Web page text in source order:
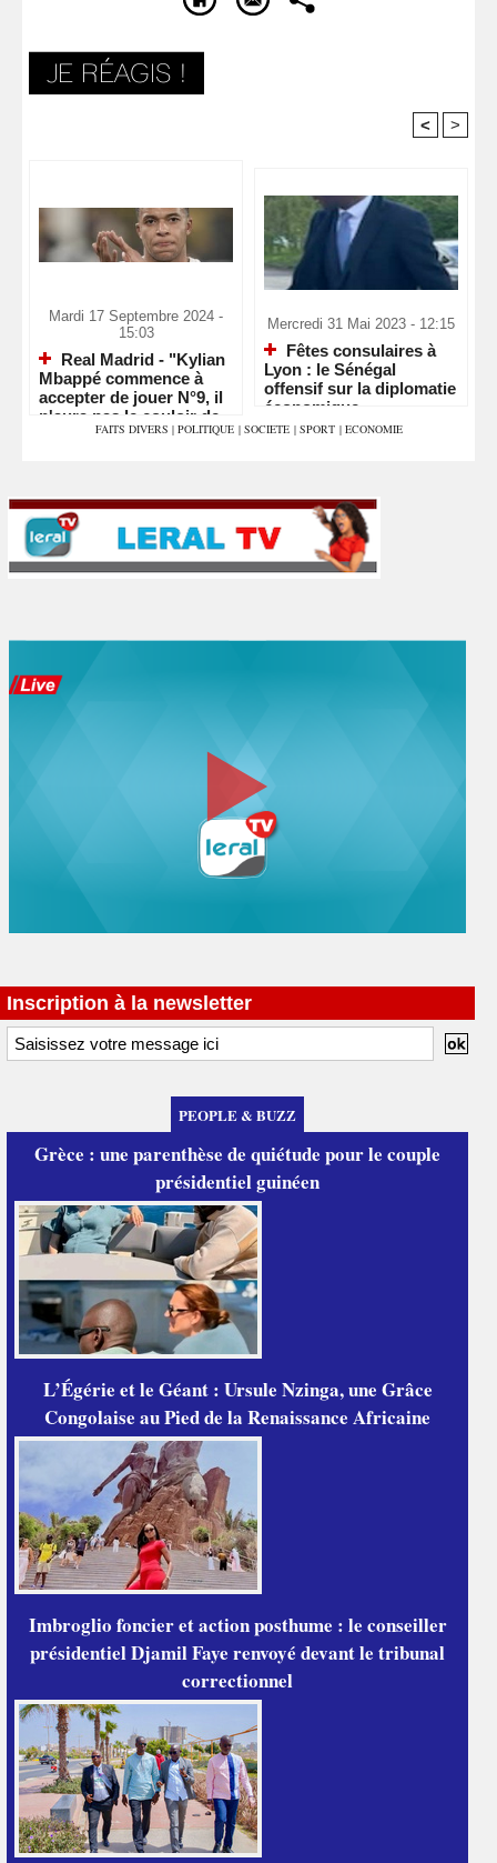
< >
Mardi 17 Septembre 2024 -
15:03
Real Madrid - "Kylian
Mbappé commence à
accepter de jouer N°9, il
n'aura pas le couloir de
Vinicius"
Mercredi 31 Mai 2023 - 12:15
Fêtes consulaires à
Lyon : le Sénégal
offensif sur la diplomatie
économique
FAITS DIVERS | POLITIQUE | SOCIETE | SPORT | ECONOMIE
Inscription à la newsletter
PEOPLE & BUZZ
Grèce : une parenthèse de quiétude pour le couple
présidentiel guinéen
L’Égérie et le Géant : Ursule Nzinga, une Grâce
Congolaise au Pied de la Renaissance Africaine
Imbroglio foncier et action posthume : le conseiller
présidentiel Djamil Faye renvoyé devant le tribunal
correctionnel